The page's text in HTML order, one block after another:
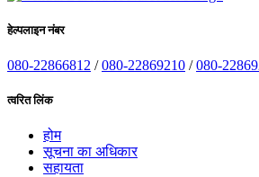
हेल्पलाइन नंबर
080-22866812 /080-22869210 /080-
त्वरित लिंक
होम
सूचना का अधिकार
सहायता